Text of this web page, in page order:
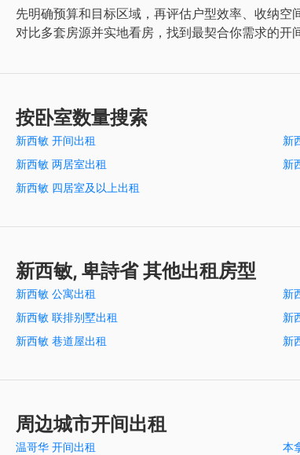
先明确预算和目标区域，再评估户型效率、收纳空
对比多套房源并实地看房，找到最契合你需求的开间
按卧室数量搜索
新西敏 开间出租
新
新西敏 两居室出租
新
新西敏 四居室及以上出租
新西敏, 卑詩省 其他出租房型
新西敏 公寓出租
新
新西敏 联排别墅出租
新
新西敏 巷道屋出租
新
周边城市开间出租
温哥华 开间出租
本